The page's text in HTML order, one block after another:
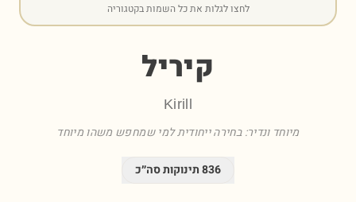
לחצו לגלות את כל השמות בקטגוריה
קיריל
Kirill
מיוחד ונדיר: בחירה ייחודית למי שמחפש משהו מיוחד
836תינוקות סה״כ